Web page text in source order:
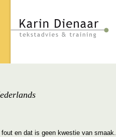
en dat is geen kwestie van smaak.